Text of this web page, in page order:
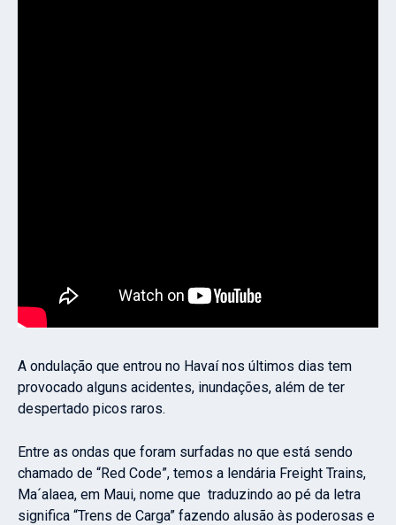
A ondulação que entrou no Havaí nos últimos dias tem
provocado alguns acidentes, inundações, além de ter
despertado picos raros.
Entre as ondas que foram surfadas no que está sendo
chamado de “Red Code”, temos a lendária Freight Trains,
Ma´alaea, em Maui, nome que traduzindo ao pé da letra
significa “Trens de Carga” fazendo alusão às poderosas e